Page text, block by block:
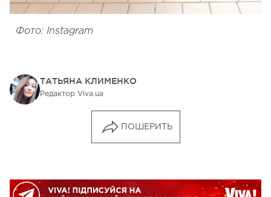
Фото: Instagram
ТАТЬЯНА КЛИМЕНКО
Редактор Viva.ua
ПОШЕРИТЬ